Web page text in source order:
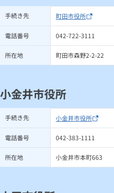
手続き先 町田市役所
電話番号 042-722-3111
所在地 町田市森野2-2-22
小金井市役所
手続き先 小金井市役所
電話番号 042-383-1111
所在地 小金井市本町663